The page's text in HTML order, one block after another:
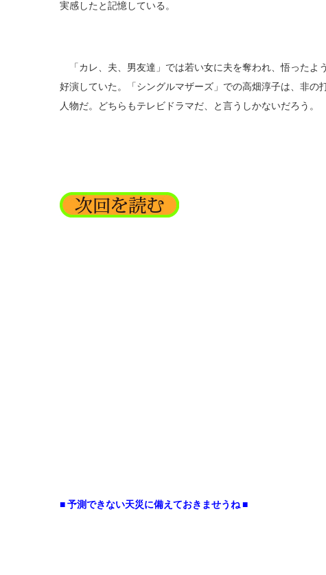
実感したと記憶している。
「カレ、夫、男友達」では若い女に夫を奪われ、悟った
好演していた。「シングルマザーズ」での高畑淳子は、非
人物だ。どちらもテレビドラマだ、と言うしかないだろう。
■ 予測できない天災に備えておきませうね ■